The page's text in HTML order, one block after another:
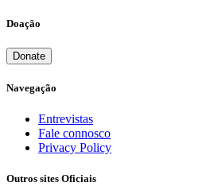
Doação
Donate
Navegação
Entrevistas
Fale connosco
Privacy Policy
Outros sites Oficiais